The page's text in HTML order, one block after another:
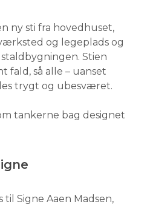
ny sti fra hovedhuset,
og legeplads og
Stien
så alle – uanset
trygt og ubesværet.
tankerne bag designet
Signe Aaen Madsen,